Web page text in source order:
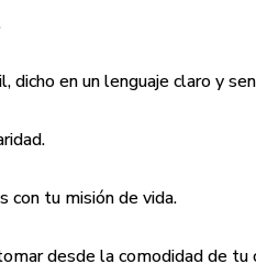
dicho en un lenguaje claro y
con tu misión de vida.
desde la comodidad de tu